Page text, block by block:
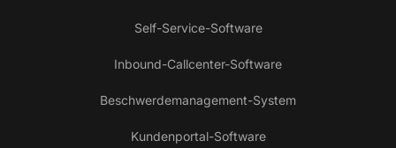
Self-Service-Software
Inbound-Callcenter-Software
Beschwerdemanagement-System
Kundenportal-Software